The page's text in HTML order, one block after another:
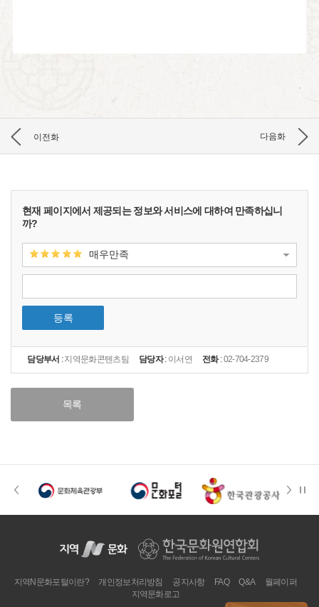
다음화
이전화
현재 페이지에서 제공되는 정보와 서비스에 대하여 만족하십니
까?
매우만족
등록
담당부서 :지역문화콘텐츠팀 담당자: 이서연 전화:02-704-2379
목록
지역N문화포털이란? 개인정보처리방침 공지사항 FAQ Q&A
월페이퍼
지역문화로고